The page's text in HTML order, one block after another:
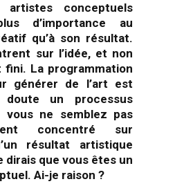
conceptuels
d’importance au
qu’à son résultat.
sur l’idée, et non
La programmation
générer de l’art est
doute un processus
vous ne semblez pas
concentré sur
résultat artistique
dirais que vous êtes un
Ai-je raison ?